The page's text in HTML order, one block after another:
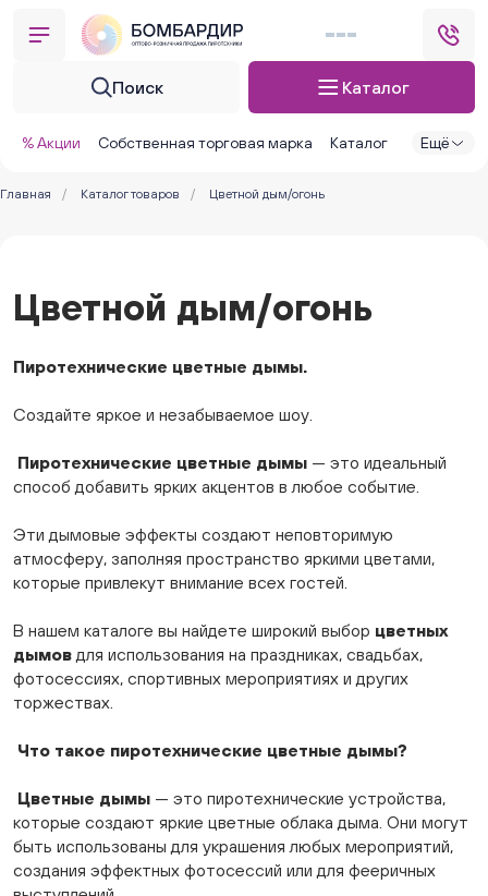
Поиск Каталог
% Акции Собственная торговая марка Каталог Ещё
Главная / Каталог товаров / Цветной дым/огонь
Цветной дым/огонь
Пиротехнические цветные дымы.
Создайте яркое и незабываемое шоу.
Пиротехнические цветные дымы — это идеальный
способ добавить ярких акцентов в любое событие.
Эти дымовые эффекты создают неповторимую
атмосферу, заполняя пространство яркими цветами,
которые привлекут внимание всех гостей.
В нашем каталоге вы найдете широкий выбор цветных
дымов для использования на праздниках, свадьбах,
фотосессиях, спортивных мероприятиях и других
торжествах.
Что такое пиротехнические цветные дымы?
Цветные дымы — это пиротехнические устройства,
которые создают яркие цветные облака дыма. Они могут
быть использованы для украшения любых мероприятий,
создания эффектных фотосессий или для фееричных